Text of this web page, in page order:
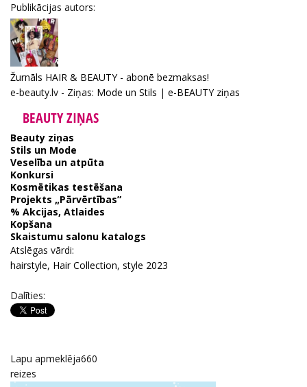
Publikācijas autors:
Žurnāls HAIR & BEAUTY - abonē bezmaksas!
e-beauty.lv - Ziņas: Mode un Stils | e-BEAUTY ziņas
BEAUTY ZIŅAS
Beauty ziņas
Stils un Mode
Veselība un atpūta
Konkursi
Kosmētikas testēšana
Projekts „Pārvērtības”
% Akcijas, Atlaides
Kopšana
Skaistumu salonu katalogs
Atslēgas vārdi:
hairstyle, Hair Collection, style 2023
Dalīties:
Lapu apmeklēja660
reizes